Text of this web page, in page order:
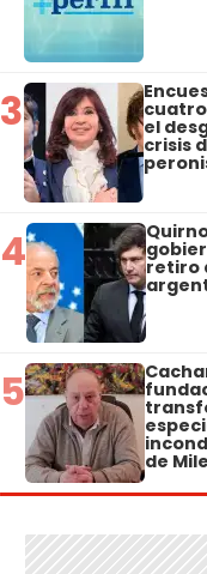
3 el
crisis
4 retiro
5
de